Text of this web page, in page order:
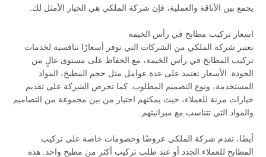
يجمع بين الأناقة والعملية، فإن شركة الملكي هي الخيار الأمثل لك.
اسعار تركيب مطابخ في رأس الخيمة
تعتبر شركة الملكي من الشركات التي توفر أسعارًا تنافسية لخدمات
تركيب المطابخ في رأس الخيمة، مع الحفاظ على مستوى عالٍ من
الجودة. الأسعار تعتمد على عدة عوامل مثل حجم المطبخ، المواد
المستخدمة، ونوع التصميم المطلوب. كما تحرص الشركة على تقديم
خيارات مرنة للعملاء، حيث يمكنهم اختيار من بين مجموعة من التصاميم
والمواد التي تتناسب مع ميزانيتهم.
أيضًا، تقدم شركة الملكي عروضًا وخصومات خاصة على تركيب
المطابخ للعملاء الجدد أو عند طلب تركيب أكثر من مطبخ واحد. هذه